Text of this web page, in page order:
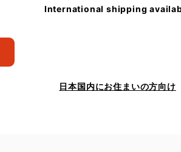
International shipping
日本国内にお住まいの方向け